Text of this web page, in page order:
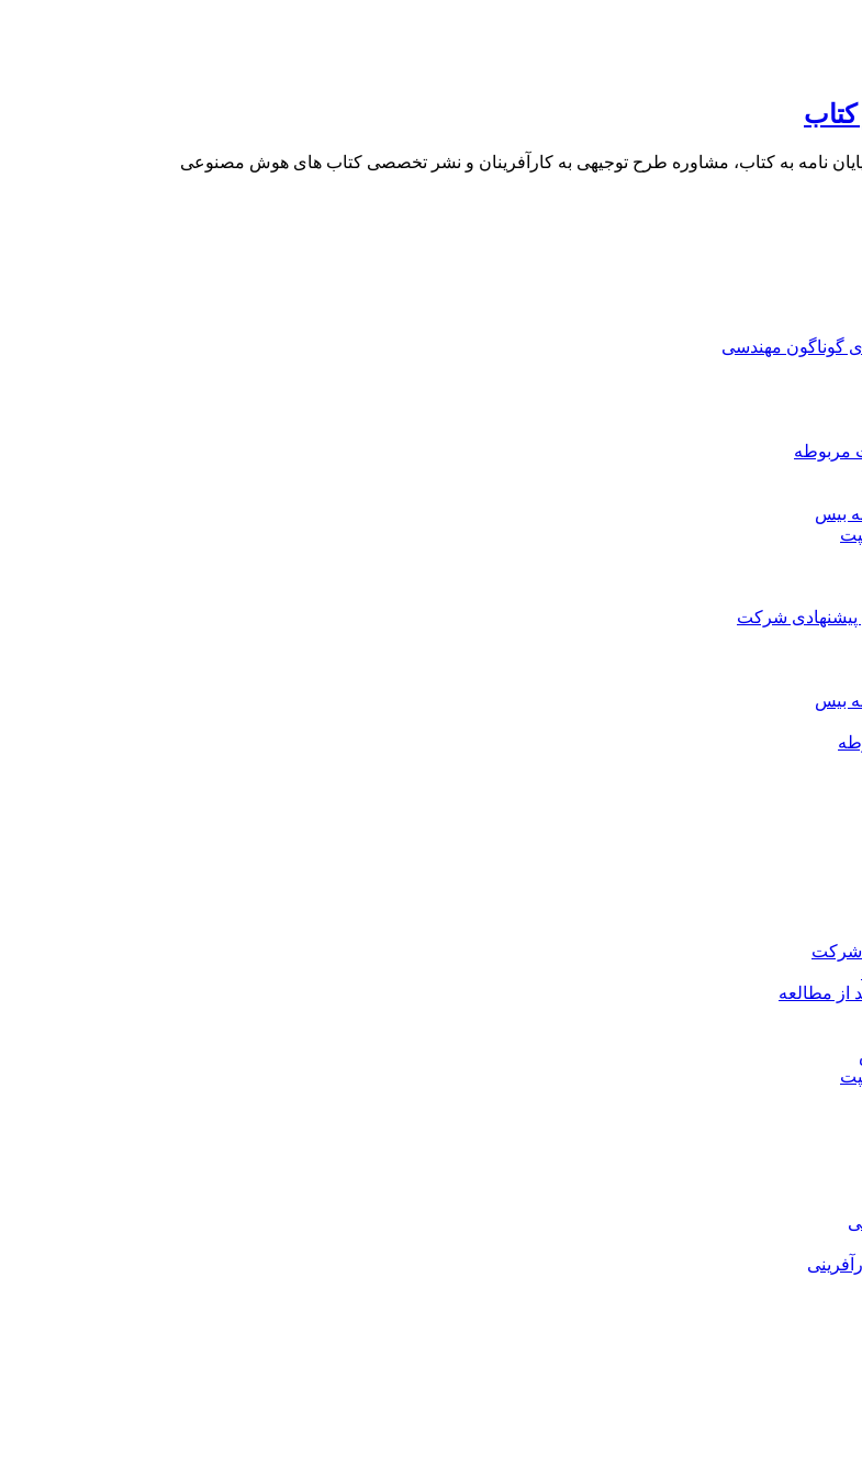
پایان نامه به کتاب، مشاوره طرح توجیهی به کارآفرینان و نشر تخصصی کتاب های هوش مصنوعی
گوناگون مهندسی
مربوطه
بیس
پیشنهادی شرکت
بیس
شرکت
از مطالعه